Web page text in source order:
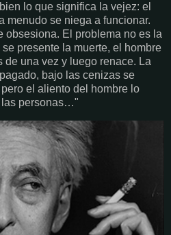
lo que significa la vejez: el
menudo se niega a funcionar.
obsesiona. El problema no es la
presente la muerte, el hombre
de una vez y luego renace. La
bajo las cenizas se
el aliento del hombre lo
las personas…"